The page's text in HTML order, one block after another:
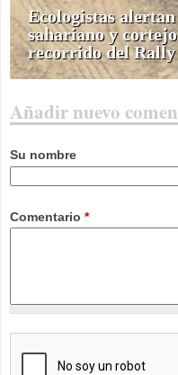
Ecologistas
sahariano y
recorrido del Rally
Añadir nuevo
Su nombre
Comentario *